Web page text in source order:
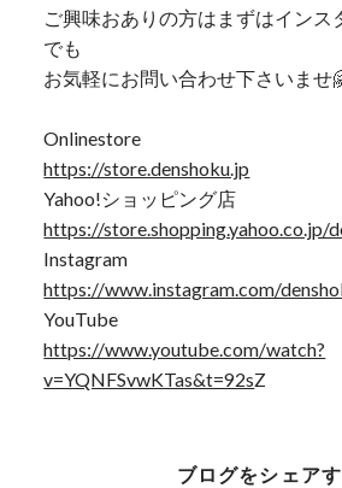
ご興味おありの方はまずはインス
でも
お気軽にお問い合わせ下さいませ
Onlinestore
https://store.denshoku.jp
Yahoo!ショッピング店
https://store.shopping.yahoo.co.jp/
Instagram
https://www.instagram.com/
YouTube
https://www.youtube.com/watch?
v=YQNFSvwKTas&t=92sZ
ブログをシェア